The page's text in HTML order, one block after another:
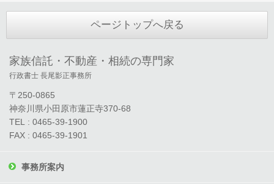
ページトップへ戻る
家族信託・不動産・相続の専門家
行政書士 長尾影正事務所
〒250-0865
神奈川県小田原市蓮正寺370-68
TEL : 0465-39-1900
FAX : 0465-39-1901
事務所案内